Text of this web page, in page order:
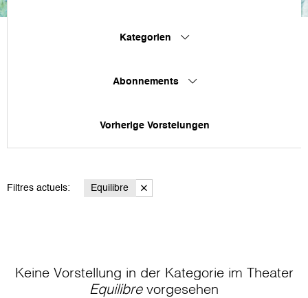
Kategorien
Abonnements
Vorherige Vorstelungen
Filtres actuels: Equilibre
Keine Vorstellung in der Kategorie im Theater
Equilibrevorgesehen